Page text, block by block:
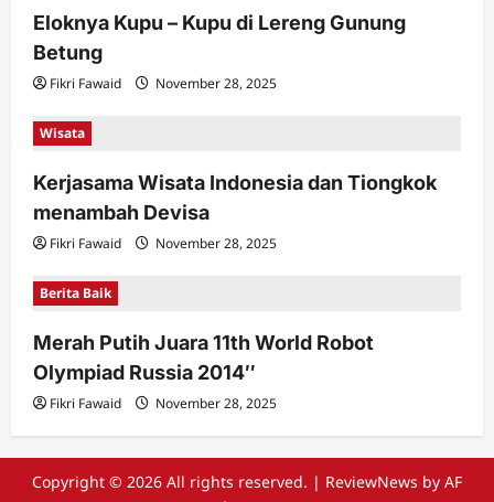
Eloknya Kupu – Kupu di Lereng Gunung
Betung
Fikri Fawaid November 28, 2025
Wisata
Kerjasama Wisata Indonesia dan Tiongkok
menambah Devisa
Fikri Fawaid November 28, 2025
Berita Baik
Merah Putih Juara 11th World Robot
Olympiad Russia 2014″
Fikri Fawaid November 28, 2025
Copyright © 2026 All rights reserved. | ReviewNews by AF